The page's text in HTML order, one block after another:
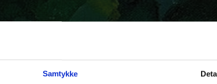
Samtykke
Bøger-